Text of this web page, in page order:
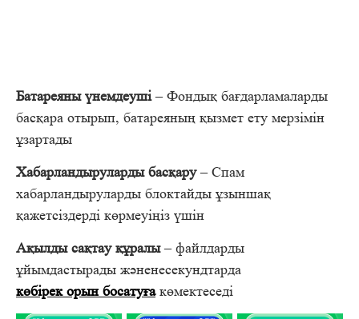
Батареяны үнемдеуші– Фондық бағдарламаларды
басқара отырып, батареяның қызмет ету мерзімін
ұзартады
Хабарландыруларды басқару– Спам
хабарландыруларды блоктайды ұзыншақ
қажетсіздерді көрмеуіңіз үшін
Ақылды сақтау құралы– файлдарды
ұйымдастырады жәненесекундтарда
көбірек орын босатуғакөмектеседі